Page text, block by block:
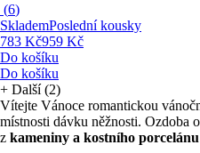
(6)
SklademPoslední kousky
783 Kč959 Kč
Do košíku
Do košíku
+ Další (2)
Vítejte Vánoce romantickou
místnosti dávku něžnosti. Ozdoba
z kameniny a kostního porcelánu